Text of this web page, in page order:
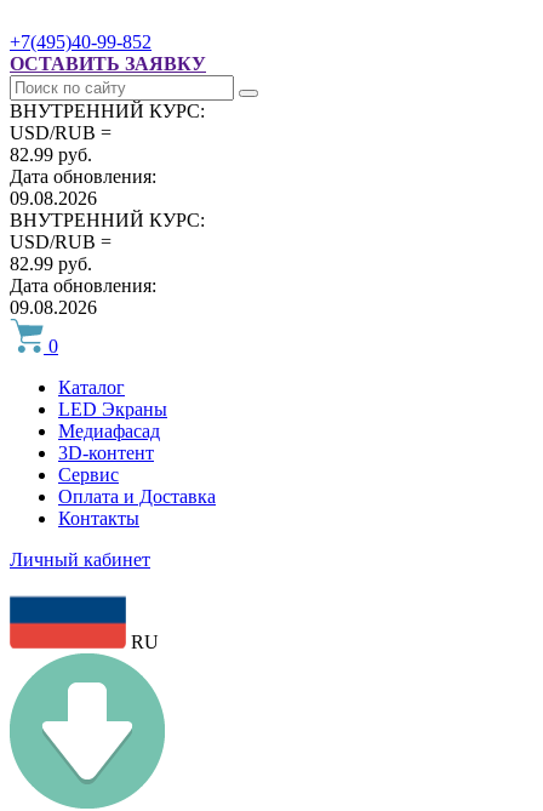
+7(495)40-99-852
ОСТАВИТЬ ЗАЯВКУ
ВНУТРЕННИЙ КУРС:
USD/RUB =
82.99 руб.
Дата обновления:
09.08.2026
ВНУТРЕННИЙ КУРС:
USD/RUB =
82.99 руб.
Дата обновления:
09.08.2026
0
Каталог
LED Экраны
Медиафасад
3D-контент
Сервис
Оплата и Доставка
Контакты
Личный кабинет
RU